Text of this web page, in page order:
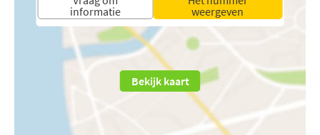
informatie
weergeven
Bekijk kaart